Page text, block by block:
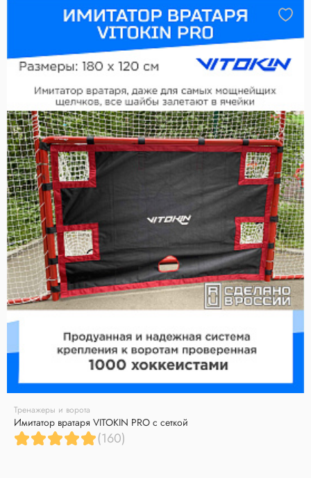
Тренажеры и ворота
Имитатор вратаря VITOKIN PRO с сеткой
(160)